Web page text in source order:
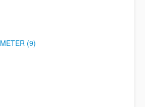
METER (9)